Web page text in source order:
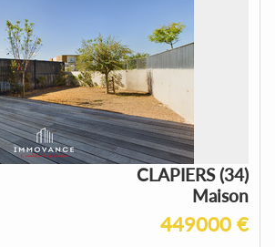
CLAPIERS (34)
Maison
449000 €